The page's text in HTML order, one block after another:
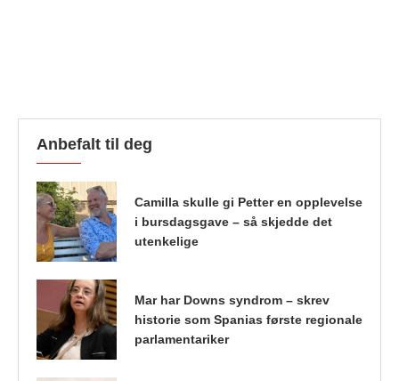
Anbefalt til deg
Camilla skulle gi Petter en opplevelse
i bursdagsgave – så skjedde det
utenkelige
Mar har Downs syndrom – skrev
historie som Spanias første regionale
parlamentariker